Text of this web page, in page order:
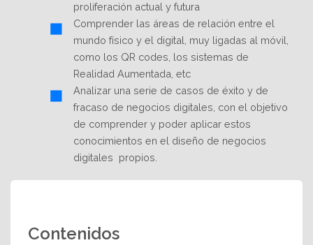
proliferación actual y futura
Comprender las áreas de relación entre el
mundo físico y el digital, muy ligadas al móvil,
como los QR codes, los sistemas de
Realidad Aumentada, etc
Analizar una serie de casos de éxito y de
fracaso de negocios digitales, con el objetivo
de comprender y poder aplicar estos
conocimientos en el diseño de negocios
digitales propios.
Contenidos